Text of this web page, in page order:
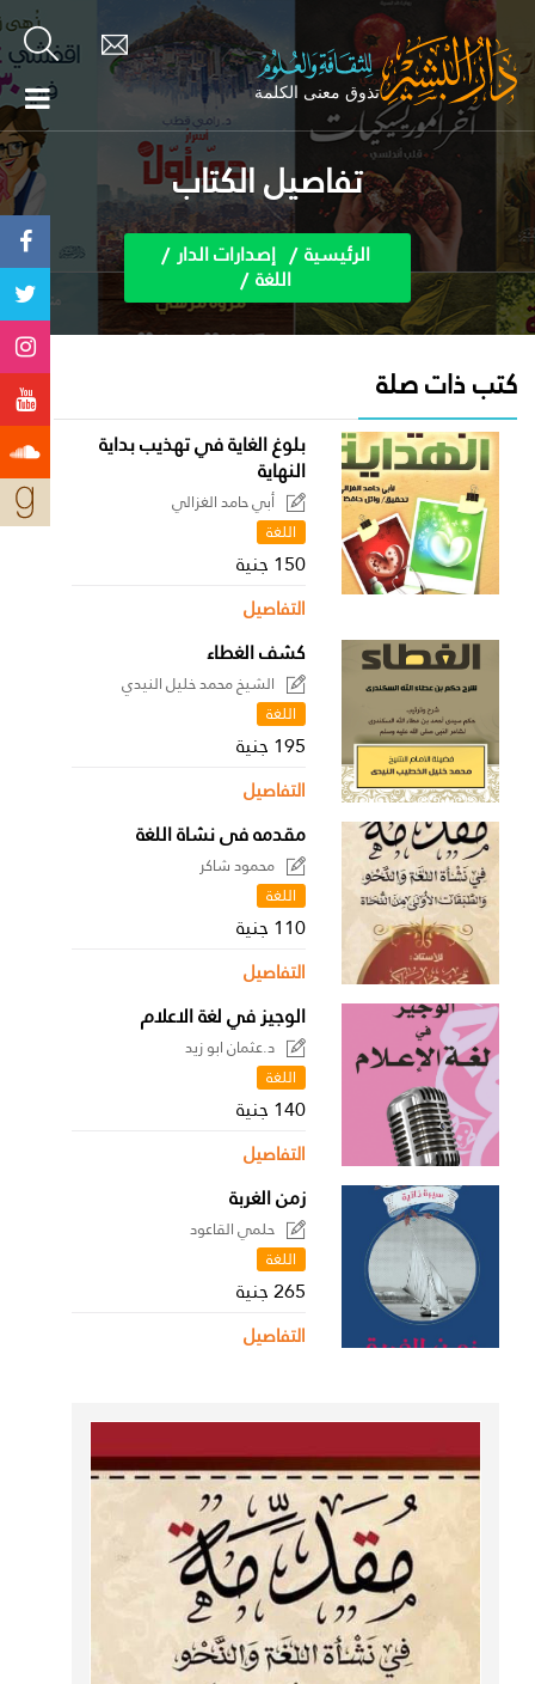
تفاصيل الكتاب
الرئيسية إصدارات الدار
اللغة
كتب ذات صلة
بلوغ الغاية في تهذيب بداية
النهاية
أبي حامد الغزالي
اللغة
150 جنية
التفاصيل
كشف الغطاء
الشيخ محمد خليل النيدي
اللغة
195 جنية
التفاصيل
مقدمه فى نشاة اللغة
محمود شاكر
اللغة
110 جنية
التفاصيل
الوجيز في لغة الاعلام
د.عثمان ابو زيد
اللغة
140 جنية
التفاصيل
زمن الغربة
حلمي القاعود
اللغة
265 جنية
التفاصيل